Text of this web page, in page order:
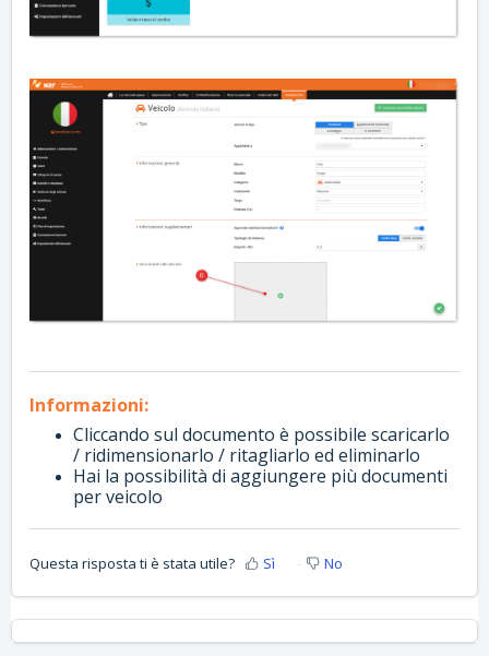
Informazioni:
Cliccando sul documento è possibile scaricarlo
/ ridimensionarlo / ritagliarlo ed eliminarlo
Hai la possibilità di aggiungere più documenti
per veicolo
Questa risposta ti è stata utile? Sì No